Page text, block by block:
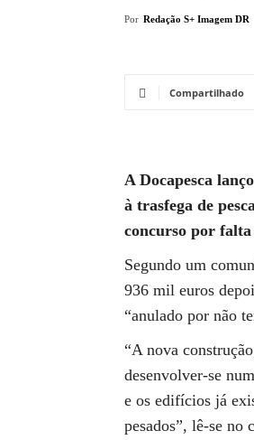
Por Redação S+ Imagem DR
Compartilhado
A Docapesca
à trasfega de
concurso por falta
Segundo um
936 mil euros
“anulado por não
“A nova
desenvolver-se
e os edifícios já
pesados”, lê-se no